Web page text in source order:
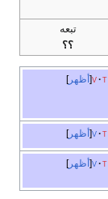
تبعه
؟؟
أظهر v t
أظهر v t
أظهر v t